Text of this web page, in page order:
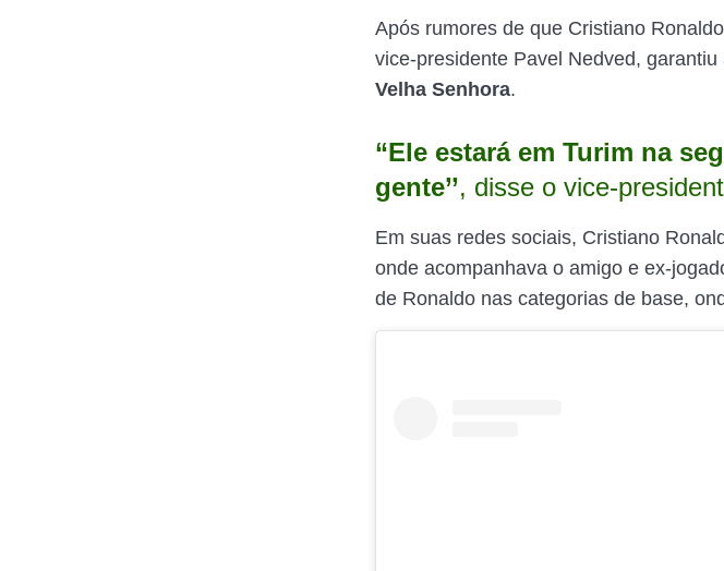
Após rumores de que Cristiano
vice-presidente Pavel Nedved,
Velha Senhora.
“Ele estará em Turim na
gente’’, disse o vice-
Em suas redes sociais, Cristiano
onde acompanhava o amigo e ex-
de Ronaldo nas categorias de base,